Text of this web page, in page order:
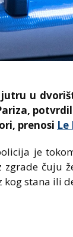
u
prenosi Le
je
čuju
stana ili